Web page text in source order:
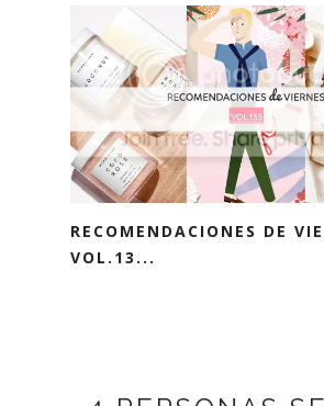
RECOMENDACIONES DE
VOL.13...